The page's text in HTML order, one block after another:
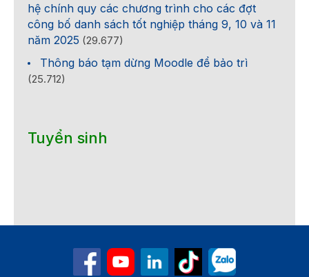
hệ chính quy các chương trình cho các đợt
công bố danh sách tốt nghiệp tháng 9, 10 và 11
năm 2025 (29.677)
Thông báo tạm dừng Moodle để bảo trì
(25.712)
Tuyển sinh